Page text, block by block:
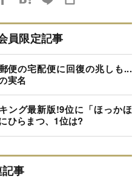
員限定記事
便の宅配便に回復の兆しも...
実名
ング最新版!9位に「ほっかほ
ひらまつ、1位は?
事